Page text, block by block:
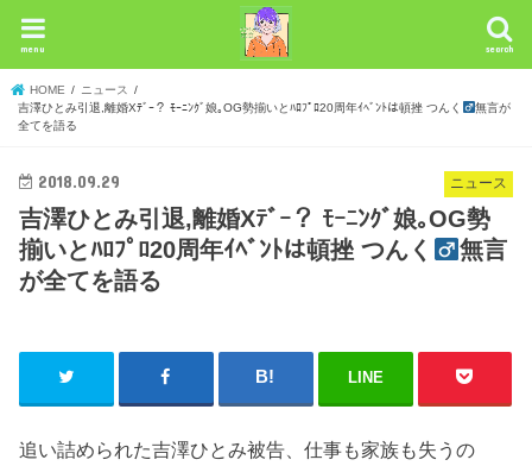
search
menu
HOME
ニュース
吉澤ひとみ引退,離婚Xﾃﾞｰ？ ﾓｰﾆﾝｸﾞ娘｡OG勢揃いとﾊﾛﾌﾟﾛ20周年ｲﾍﾞﾝﾄは頓挫 つんく
無言が
全てを語る
ニュース
2018.09.29
吉澤ひとみ引退,離婚Xﾃﾞｰ？ ﾓｰﾆﾝｸﾞ娘｡OG勢
揃いとﾊﾛﾌﾟﾛ20周年ｲﾍﾞﾝﾄは頓挫 つんく
無言
が全てを語る
LINE
追い詰められた吉澤ひとみ被告、仕事も家族も失うの